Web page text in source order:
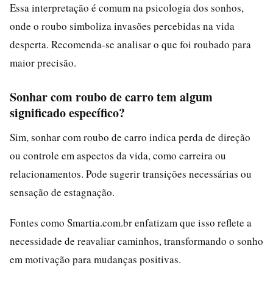
Essa interpretação é comum na psicologia dos sonhos,
onde o roubo simboliza invasões percebidas na vida
desperta. Recomenda-se analisar o que foi roubado para
maior precisão.
Sonhar com roubo de carro tem algum
significado específico?
Sim, sonhar com roubo de carro indica perda de direção
ou controle em aspectos da vida, como carreira ou
relacionamentos. Pode sugerir transições necessárias ou
sensação de estagnação.
Fontes como Smartia.com.br enfatizam que isso reflete a
necessidade de reavaliar caminhos, transformando o sonho
em motivação para mudanças positivas.